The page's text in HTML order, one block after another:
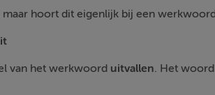
hoort dit eigenlijk bij een
van het werkwoord uitvallen. Het woord